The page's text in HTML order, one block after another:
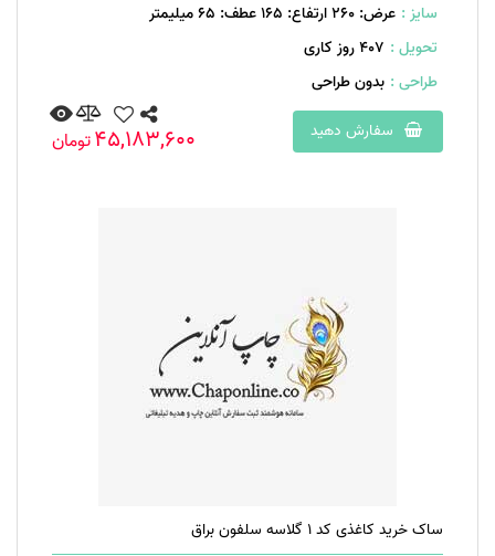
سایز : عرض: 260 ارتفاع: 165 عطف: 65 میلیمتر
تحویل : 407 روز کاری
طراحی : بدون طراحی
سفارش دهید
45,183,600تومان
ساک خرید کاغذی کد 1 گلاسه سلفون براق